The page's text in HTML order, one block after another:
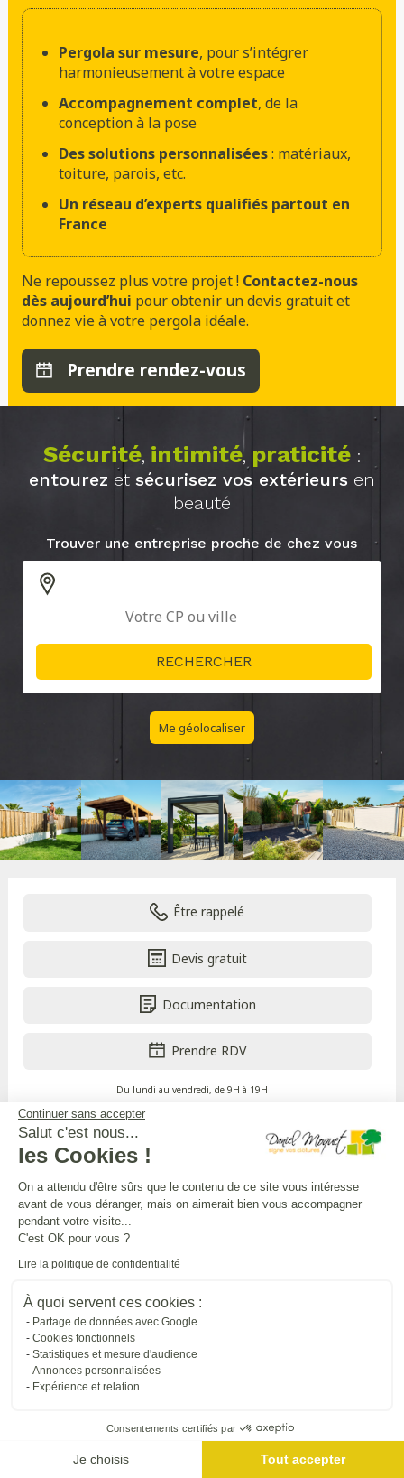
Continuer sans accepter
Salut c'est nous...
les Cookies !
On a attendu d'être sûrs que le contenu de ce site vous intéresse
avant de vous déranger, mais on aimerait bien vous accompagner
pendant votre visite...
C'est OK pour vous ?
Lire la politique de confidentialité
À quoi servent ces cookies :
Partage de données avec Google
Cookies fonctionnels
Statistiques et mesure d'audience
Annonces personnalisées
Expérience et relation
Consentements certifiés par
Je choisis Tout accepter
Pergola sur mesure, pour s’intégrer
harmonieusement à votre espace
Accompagnement complet, de la
conception à la pose
Des solutions personnalisées: matériaux,
toiture, parois, etc.
Un réseau d’experts qualifiés partout en
France
Ne repoussez plus votre projet ! Contactez-nous
dès aujourd’hui pour obtenir un devis gratuit et
donnez vie à votre pergola idéale.
Prendre rendez-vous
Sécurité, intimité, praticité:
entourez et sécurisez vos extérieurs en
beauté
Trouver une entreprise proche de chez vous
Me géolocaliser
Être rappelé
Devis gratuit
Documentation
Prendre RDV
Du lundi au vendredi, de 9H à 19H
APPEL GRATUIT DEPUIS UN POSTE FIXE
DANIEL MOQUET CLÔTURES
L'UNIVERS DANIEL MOQUET
Tous nos sites internet